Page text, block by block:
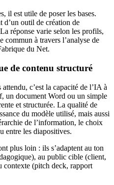
il est utile de poser les bases.
d’un outil de création de
réponse varie selon les profils,
commun à travers l’analyse de
du Net.
de contenu structuré
c’est la capacité de l’IA à
un document Word ou un simple
et structurée. La qualité de
du modèle utilisé, mais aussi
de l’information, le choix
entre les diapositives.
plus loin : ils s’adaptent au ton
au public cible (client,
contexte (pitch deck, rapport